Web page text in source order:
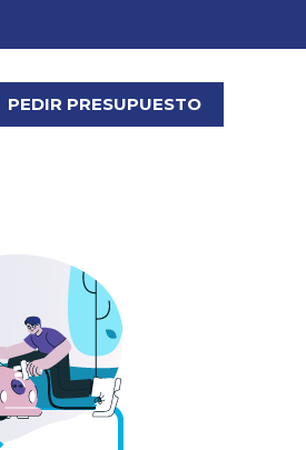
PEDIR PRESUPUESTO